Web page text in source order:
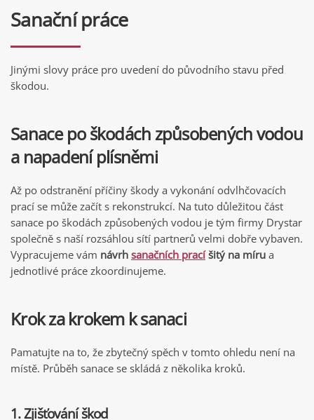
Sanační práce
Jinými slovy práce pro uvedení do původního stavu před
škodou.
Sanace po škodách způsobených vodou
a napadení plísněmi
Až po odstranění příčiny škody a vykonání odvlhčovacích
prací se může začít s rekonstrukcí. Na tuto důležitou část
sanace po škodách způsobených vodou je tým firmy Drystar
společně s naší rozsáhlou sítí partnerů velmi dobře vybaven.
Vypracujeme vám návrh sanačních pracíšitý na míru a
jednotlivé práce zkoordinujeme.
Krok za krokem k sanaci
Pamatujte na to, že zbytečný spěch v tomto ohledu není na
místě. Průběh sanace se skládá z několika kroků.
1. Zjišťování škod